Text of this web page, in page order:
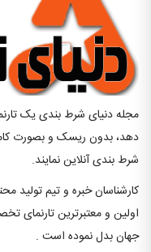
مجله دنیای شرط بندی یک
دهد، بدون ریسک و بصورت
شرط بندی آنلاین نمایند.
کارشناسان خبره و تیم تولید
اولین و معتبرترین تارنمای
جهان بدل نموده است .